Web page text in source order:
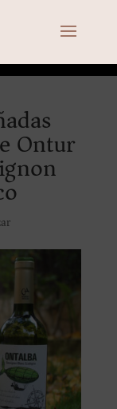
Ontur